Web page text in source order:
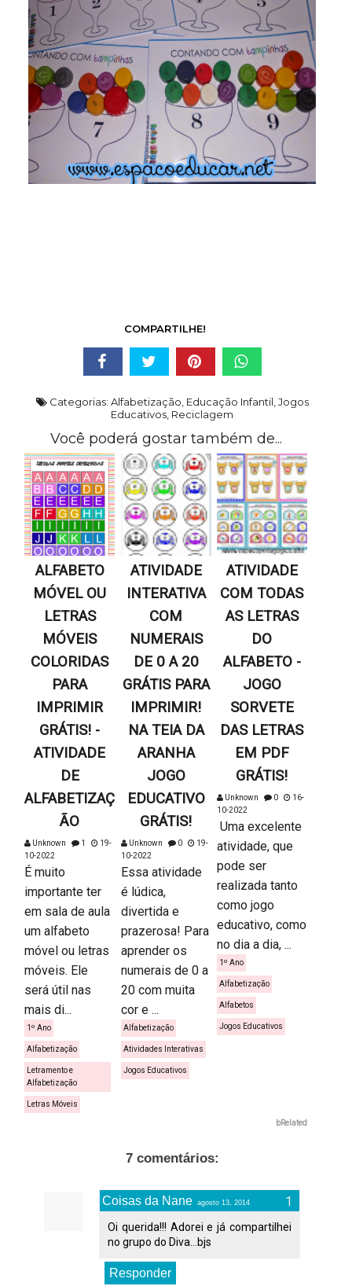
COMPARTILHE!
Categorias: Alfabetização, Educação Infantil,Jogos
Educativos, Reciclagem
Você poderá gostar também de...
ALFABETO
MÓVEL OU
LETRAS
MÓVEIS
COLORIDAS
PARA
IMPRIMIR
GRÁTIS! -
ATIVIDADE
DE
ALFABETIZAÇ
ÃO
Unknown 1
19-
10-2022
É muito
importante ter
em sala de aula
um alfabeto
móvel ou letras
móveis. Ele
será útil nas
mais di...
1º Ano
Alfabetização
Letramento e
Alfabetização
Letras Móveis
ATIVIDADE
INTERATIVA
COM
NUMERAIS
DE 0 A 20
GRÁTIS PARA
IMPRIMIR!
NA TEIA DA
ARANHA
JOGO
EDUCATIVO
GRÁTIS!
Unknown 0
19-
10-2022
Essa atividade
é lúdica,
divertida e
prazerosa! Para
aprender os
numerais de 0 a
20 com muita
cor e ...
Alfabetização
Atividades Interativas
Jogos Educativos
ATIVIDADE
COM TODAS
AS LETRAS
DO
ALFABETO -
JOGO
SORVETE
DAS LETRAS
EM PDF
GRÁTIS!
Unknown 0
16-
10-2022
Uma excelente
atividade, que
pode ser
realizada tanto
como jogo
educativo, como
no dia a dia, ...
1º Ano
Alfabetização
Alfabetos
Jogos Educativos
bRelated
7 comentários:
Coisas da Nane agosto 13, 2014
Oi querida!!! Adorei e já compartilhei
no grupo do Diva...bjs
Responder